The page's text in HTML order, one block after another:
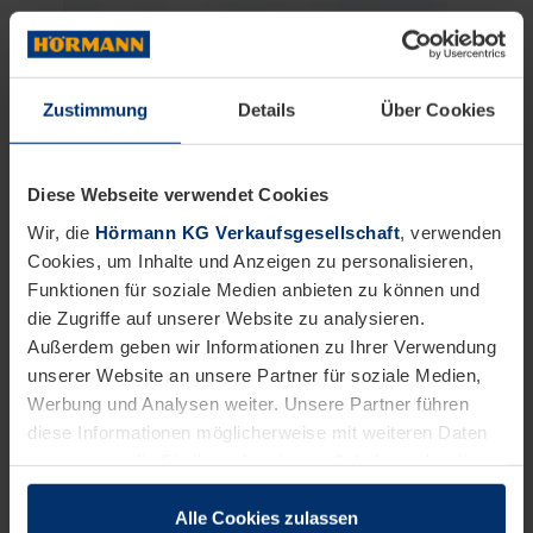
Zustimmung Details Über Cookies
Diese Webseite verwendet Cookies
Wir, die Hörmann KG Verkaufsgesellschaft , verwenden
Cookies, um Inhalte und Anzeigen zu personalisieren,
Funktionen für soziale Medien anbieten zu können und
die Zugriffe auf unserer Website zu analysieren.
Außerdem geben wir Informationen zu Ihrer Verwendung
unserer Website an unsere Partner für soziale Medien,
Werbung und Analysen weiter. Unsere Partner führen
diese Informationen möglicherweise mit weiteren Daten
sie im Rahmen Ihrer Nutzung der Dienste gesammelt
Alle Cookies zulassen
PORTAL 52
Neulich in…
Berlin
Berlin